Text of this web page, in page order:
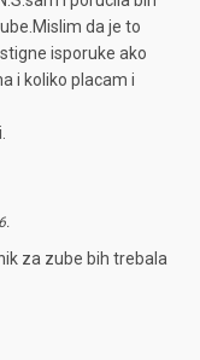
da je to
isporuke ako
i koliko placam i
za zube bih trebala